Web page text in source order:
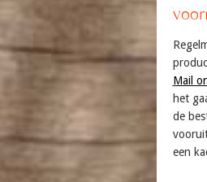
Mail
het
de
een